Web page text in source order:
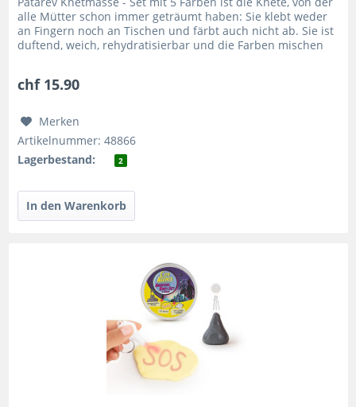
alle Mütter schon immer geträumt haben: Sie klebt weder
an Fingern noch an Tischen und färbt auch nicht ab. Sie ist
duftend, weich, rehydratisierbar und die Farben mischen
chf 15.90
Merken
Artikelnummer: 48866
Lagerbestand:
2